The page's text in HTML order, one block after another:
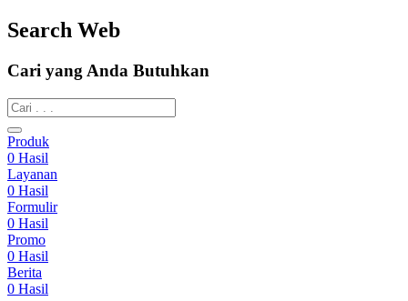
Search Web
Cari yang Anda Butuhkan
Produk
0 Hasil
Layanan
0 Hasil
Formulir
0 Hasil
Promo
0 Hasil
Berita
0 Hasil